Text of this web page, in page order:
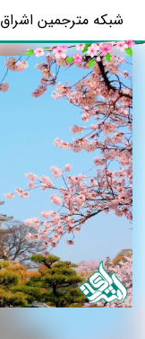
شبکه مترجمین اشراق